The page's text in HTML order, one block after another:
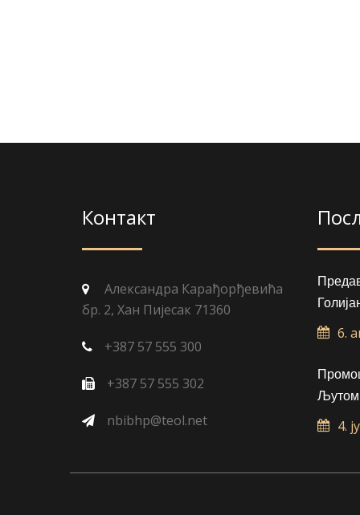
Контакт
Александра Карађорђевића
бр. 2, Хан Пијесак 71360
+387 57 555 300
+387 57 555 302
nbibhp@teol.net
6.
4.